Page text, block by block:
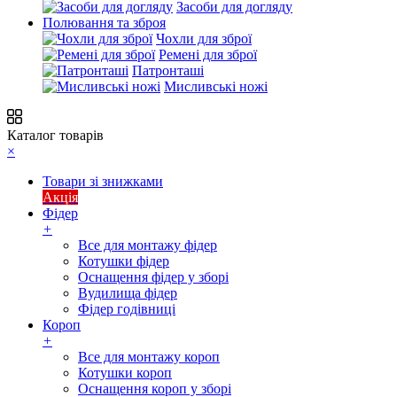
Засоби для догляду
Полювання та зброя
Чохли для зброї
Ремені для зброї
Патронташі
Мисливські ножі
Каталог товарів
×
Товари зі знижками
Акція
Фідер
+
Все для монтажу фідер
Котушки фідер
Оснащення фідер у зборі
Вудилища фідер
Фідер годівниці
Короп
+
Все для монтажу короп
Котушки короп
Оснащення короп у зборі